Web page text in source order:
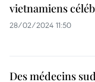
vietnamiens
28/02/2024 11:50
Des médecins